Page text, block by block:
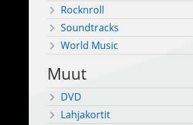
Rocknroll
Soundtracks
World Music
Muut
DVD
Lahjakortit